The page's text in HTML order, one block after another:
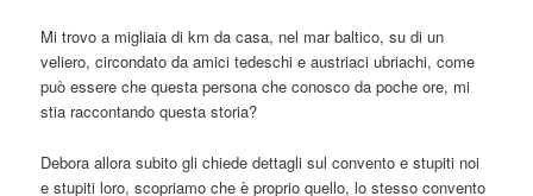
Mi trovo a migliaia di km da casa, nel mar baltico, su di un
veliero, circondato da amici tedeschi e austriaci ubriachi, come
può essere che questa persona che conosco da poche ore, mi
stia raccontando questa storia?
Debora allora subito gli chiede dettagli sul convento e stupiti noi
e stupiti loro, scopriamo che è proprio quello, lo stesso convento